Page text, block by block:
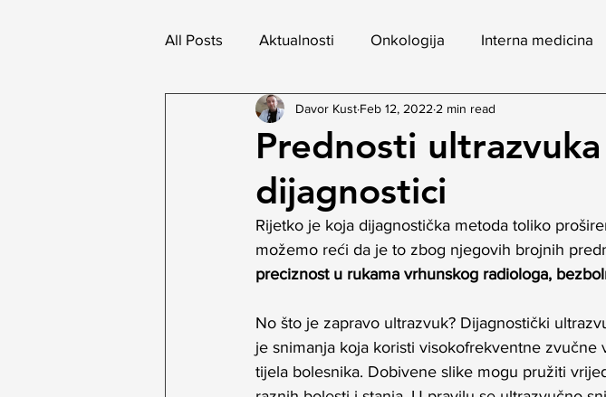
All Posts Aktualnosti Onkologija Interna medicina
Prednosti
dijagnostici
Davor Kust Feb 12, 2022 2 min read
Rijetko je koja dijagnostička metoda toliko
možemo reći da je to zbog njegovih brojnih
preciznost u rukama vrhunskog radiologa,
No što je zapravo ultrazvuk? Dijagnostički
je snimanja koja koristi visokofrekventne
tijela bolesnika. Dobivene slike mogu pružiti